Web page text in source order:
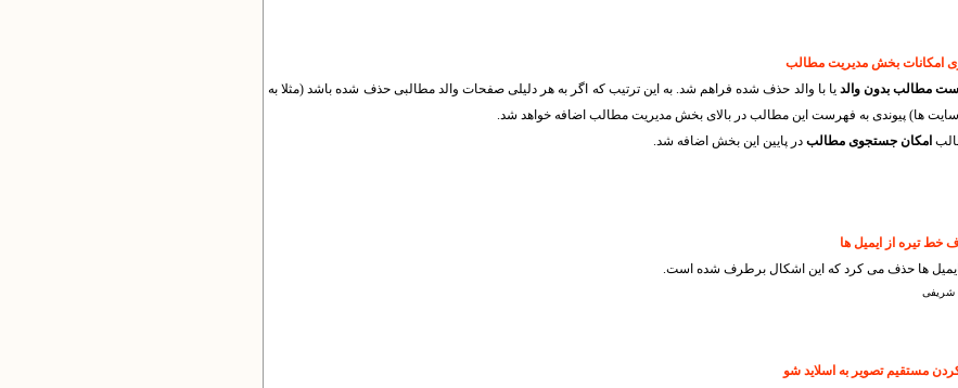
مطالب بدون والد یا با والد حذف شده فراهم شد. به این ترتیب که اگر به هر دلیلی صفحات والد مطالبی حذف شده باشد (مثلا به
سایت ها) پیوندی به فهرست این مطالب در بالای بخش مدیریت مطالب اضافه خواهد شد.
امکان جستجوی مطالب در پایین این بخش اضافه شد.
ایمیل ها حذف می کرد که این اشکال برطرف شده است.
شریفی